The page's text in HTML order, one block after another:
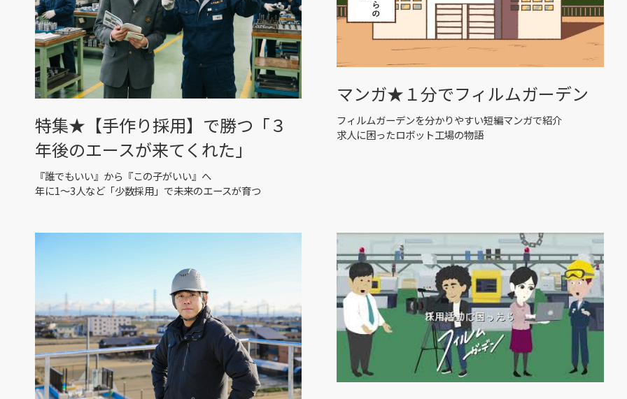
特集★【手作り採用】で勝つ「３
年後のエースが来てくれた」
『誰でもいい』から『この子がいい』へ
年に1〜3人など「少数採用」で未来のエースが育つ
マンガ★１分でフィルムガーデン
フィルムガーデンを分かりやすい短編マンガで紹介
求人に困ったロボット工場の物語